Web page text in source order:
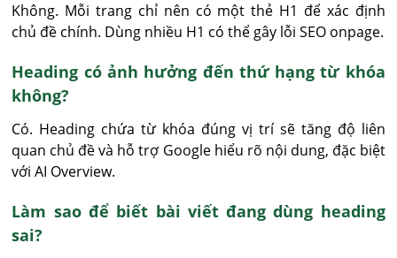
Không. Mỗi trang chỉ nên có một thẻ H1 để xác định
chủ đề chính. Dùng nhiều H1 có thể gây lỗi SEO onpage.
Heading có ảnh hưởng đến thứ hạng từ khóa
không?
Có. Heading chứa từ khóa đúng vị trí sẽ tăng độ liên
quan chủ đề và hỗ trợ Google hiểu rõ nội dung, đặc biệt
với AI Overview.
Làm sao để biết bài viết đang dùng heading
sai?